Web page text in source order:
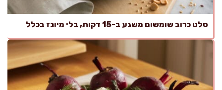
סלט כרוב שומשום משגע ב-15 דקות, בלי מיונז בכלל